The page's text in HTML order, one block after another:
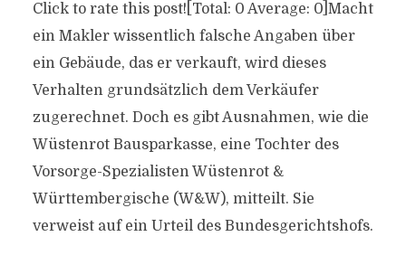
Click to rate this post![Total: 0 Average: 0]Macht
ein Makler wissentlich falsche Angaben über
ein Gebäude, das er verkauft, wird dieses
Verhalten grundsätzlich dem Verkäufer
zugerechnet. Doch es gibt Ausnahmen, wie die
Wüstenrot Bausparkasse, eine Tochter des
Vorsorge-Spezialisten Wüstenrot &
Württembergische (W&W), mitteilt. Sie
verweist auf ein Urteil des Bundesgerichtshofs.